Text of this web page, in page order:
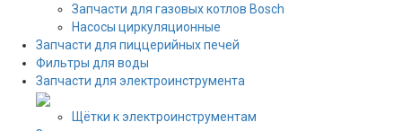
Запчасти для газовых котлов Bosch
Насосы циркуляционные
Запчасти для пиццерийных печей
Фильтры для воды
Запчасти для электроинструмента
Щётки к электроинструментам